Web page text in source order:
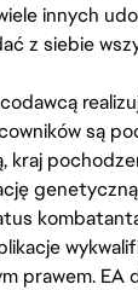
innych
z siebie
są
kraj
prawem.